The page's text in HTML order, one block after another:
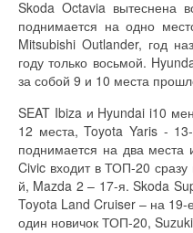
Skoda Octavia вытеснена
поднимается на одно
Mitsubishi Outlander, год
году только восьмой.
за собой 9 и 10 места
SEAT Ibiza и Hyundai i10
12 места, Toyota Yaris -
поднимается на два места
Civic входит в ТОП-20
й, Mazda 2 – 17-я. Skoda
Toyota Land Cruiser – на 19-
один новичок ТОП-20,